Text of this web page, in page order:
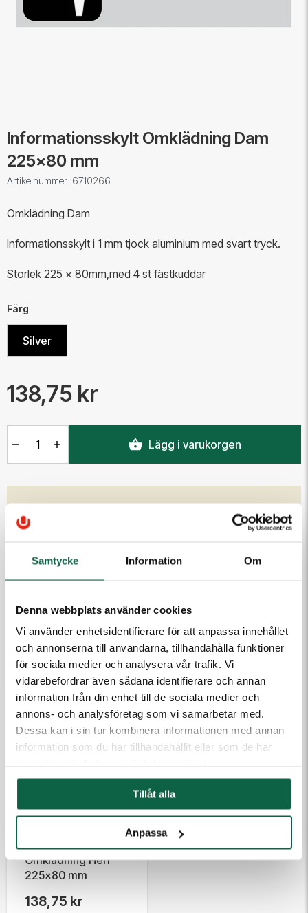
Samtycke Information Om
Denna webbplats använder cookies
Vi använder enhetsidentifierare för att anpassa innehållet
och annonserna till användarna, tillhandahålla funktioner
för sociala medier och analysera vår trafik. Vi
vidarebefordrar även sådana identifierare och annan
information från din enhet till de sociala medier och
annons- och analysföretag som vi samarbetar med.
Dessa kan i sin tur kombinera informationen med annan
information som du har tillhandahållit eller som de har
Tillåt alla
Anpassa
Informationsskylt Omklädning Dam
225x80 mm
Artikelnummer: 6710266
Omklädning Dam
Informationsskylt i 1 mm tjock aluminium med svart tryck.
Storlek 225 x 80mm,med 4 st fästkuddar
Färg
Silver
138,75 kr
Lägg i varukorgen
Höjd (mm)
POULÄRA PRODUKTER
Informationsskylt
Omklädning Herr
225x80 mm
138,75 kr